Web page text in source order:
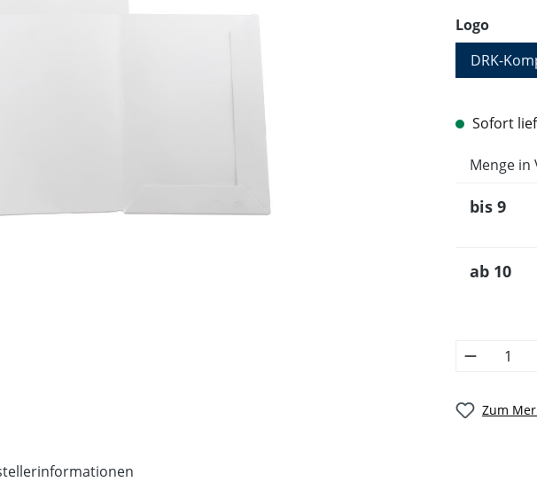
Logo
DRK-
Sofort
Menge in
bis 9
ab 10
Zum